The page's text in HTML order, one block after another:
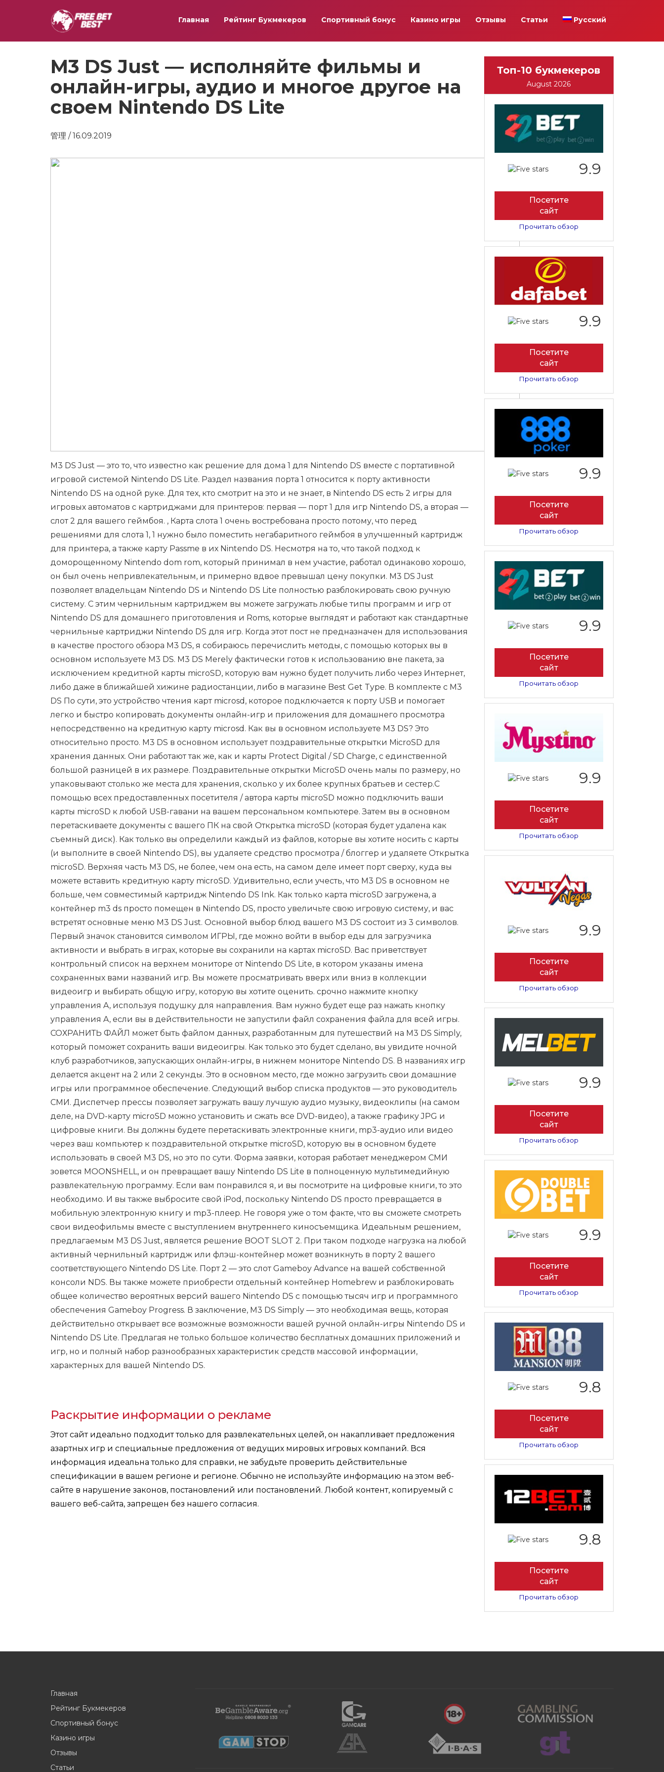
Главная Рейтинг Букмекеров Спортивный бонус Казино игры Отзывы Статьи Русский
M3 DS Just — исполняйте фильмы и
онлайн-игры, аудио и многое другое на
своем Nintendo DS Lite
管理 / 16.09.2019
M3 DS Just — это то, что известно как решение для дома 1 для Nintendo DS вместе с портативной
игровой системой Nintendo DS Lite. Раздел названия порта 1 относится к порту активности
Nintendo DS на одной руке. Для тех, кто смотрит на это и не знает, в Nintendo DS есть 2 игры для
игровых автоматов с картриджами для принтеров: первая — порт 1 для игр Nintendo DS, а вторая —
слот 2 для вашего геймбоя. , Карта слота 1 очень востребована просто потому, что перед
решениями для слота 1, 1 нужно было поместить негабаритного геймбоя в улучшенный картридж
для принтера, а также карту Passme в их Nintendo DS. Несмотря на то, что такой подход к
доморощенному Nintendo dom rom, который принимал в нем участие, работал одинаково хорошо,
он был очень непривлекательным, и примерно вдвое превышал цену покупки. M3 DS Just
позволяет владельцам Nintendo DS и Nintendo DS Lite полностью разблокировать свою ручную
систему. С этим чернильным картриджем вы можете загружать любые типы программ и игр от
Nintendo DS для домашнего приготовления и Roms, которые выглядят и работают как стандартные
чернильные картриджи Nintendo DS для игр. Когда этот пост не предназначен для использования
в качестве простого обзора M3 DS, я собираюсь перечислить методы, с помощью которых вы в
основном используете M3 DS. M3 DS Merely фактически готов к использованию вне пакета, за
исключением кредитной карты microSD, которую вам нужно будет получить либо через Интернет,
либо даже в ближайшей хижине радиостанции, либо в магазине Best Get Type. В комплекте с M3
DS По сути, это устройство чтения карт microsd, которое подключается к порту USB и помогает
легко и быстро копировать документы онлайн-игр и приложения для домашнего просмотра
непосредственно на кредитную карту microsd. Как вы в основном используете M3 DS? Это
относительно просто. M3 DS в основном использует поздравительные открытки MicroSD для
хранения данных. Они работают так же, как и карты Protect Digital / SD Charge, с единственной
большой разницей в их размере. Поздравительные открытки MicroSD очень малы по размеру, но
упаковывают столько же места для хранения, сколько у их более крупных братьев и сестер.С
помощью всех предоставленных посетителя / автора карты microSD можно подключить ваши
карты microSD к любой USB-гавани на вашем персональном компьютере. Затем вы в основном
перетаскиваете документы с вашего ПК на свой Открытка microSD (которая будет удалена как
съемный диск). Как только вы определили каждый из файлов, которые вы хотите носить с карты
(и выполните в своей Nintendo DS), вы удаляете средство просмотра / блоггер и удаляете Открытка
microSD. Верхняя часть M3 DS, не более, чем она есть, на самом деле имеет порт сверху, куда вы
можете вставить кредитную карту microSD. Удивительно, если учесть, что M3 DS в основном не
больше, чем совместимый картридж Nintendo DS Ink. Как только карта microSD загружена, а
контейнер m3 ds просто помещен в Nintendo DS, просто увеличьте свою игровую систему, и вас
встретят основные меню M3 DS Just. Основной выбор блюд вашего M3 DS состоит из 3 символов.
Первый значок становится символом ИГРЫ, где можно войти в выбор еды для загрузчика
активности и выбрать в играх, которые вы сохранили на картах microSD. Вас приветствует
контрольный список на верхнем мониторе от Nintendo DS Lite, в котором указаны имена
сохраненных вами названий игр. Вы можете просматривать вверх или вниз в коллекции
видеоигр и выбирать общую игру, которую вы хотите оценить. срочно нажмите кнопку
управления A, используя подушку для направления. Вам нужно будет еще раз нажать кнопку
управления A, если вы в действительности не запустили файл сохранения файла для всей игры.
СОХРАНИТЬ ФАЙЛ может быть файлом данных, разработанным для путешествий на M3 DS Simply,
который поможет сохранить ваши видеоигры. Как только это будет сделано, вы увидите ночной
клуб разработчиков, запускающих онлайн-игры, в нижнем мониторе Nintendo DS. В названиях игр
делается акцент на 2 или 2 секунды. Это в основном место, где можно загрузить свои домашние
игры или программное обеспечение. Следующий выбор списка продуктов — это руководитель
СМИ. Диспетчер прессы позволяет загружать вашу лучшую аудио музыку, видеоклипы (на самом
деле, на DVD-карту microSD можно установить и сжать все DVD-видео), а также графику JPG и
цифровые книги. Вы должны будете перетаскивать электронные книги, mp3-аудио или видео
через ваш компьютер к поздравительной открытке microSD, которую вы в основном будете
использовать в своей M3 DS, но это по сути. Форма заявки, которая работает менеджером СМИ
зовется MOONSHELL, и он превращает вашу Nintendo DS Lite в полноценную мультимедийную
развлекательную программу. Если вам понравился я, и вы посмотрите на цифровые книги, то это
необходимо. И вы также выбросите свой iPod, поскольку Nintendo DS просто превращается в
мобильную электронную книгу и mp3-плеер. Не говоря уже о том факте, что вы сможете смотреть
свои видеофильмы вместе с выступлением внутреннего киносъемщика. Идеальным решением,
предлагаемым M3 DS Just, является решение BOOT SLOT 2. При таком подходе нагрузка на любой
активный чернильный картридж или флэш-контейнер может возникнуть в порту 2 вашего
соответствующего Nintendo DS Lite. Порт 2 — это слот Gameboy Advance на вашей собственной
консоли NDS. Вы также можете приобрести отдельный контейнер Homebrew и разблокировать
общее количество вероятных версий вашего Nintendo DS с помощью тысяч игр и программного
обеспечения Gameboy Progress. В заключение, M3 DS Simply — это необходимая вещь, которая
действительно открывает все возможные возможности вашей ручной онлайн-игры Nintendo DS и
Nintendo DS Lite. Предлагая не только большое количество бесплатных домашних приложений и
игр, но и полный набор разнообразных характеристик средств массовой информации,
характерных для вашей Nintendo DS.
Раскрытие информации о рекламе
Этот сайт идеально подходит только для развлекательных целей, он накапливает предложения
азартных игр и специальные предложения от ведущих мировых игровых компаний. Вся
информация идеальна только для справки, не забудьте проверить действительные
спецификации в вашем регионе и регионе. Обычно не используйте информацию на этом веб-
сайте в нарушение законов, постановлений или постановлений. Любой контент, копируемый с
вашего веб-сайта, запрещен без нашего согласия.
Топ-10 букмекеров
August 2026
9.9
Посетите
сайт
Прочитать обзор
9.9
Посетите
сайт
Прочитать обзор
9.9
Посетите
сайт
Прочитать обзор
9.9
Посетите
сайт
Прочитать обзор
9.9
Посетите
сайт
Прочитать обзор
9.9
Посетите
сайт
Прочитать обзор
9.9
Посетите
сайт
Прочитать обзор
9.9
Посетите
сайт
Прочитать обзор
9.8
Посетите
сайт
Прочитать обзор
9.8
Посетите
сайт
Прочитать обзор
Главная
Рейтинг Букмекеров
Спортивный бонус
Казино игры
Отзывы
Статьи